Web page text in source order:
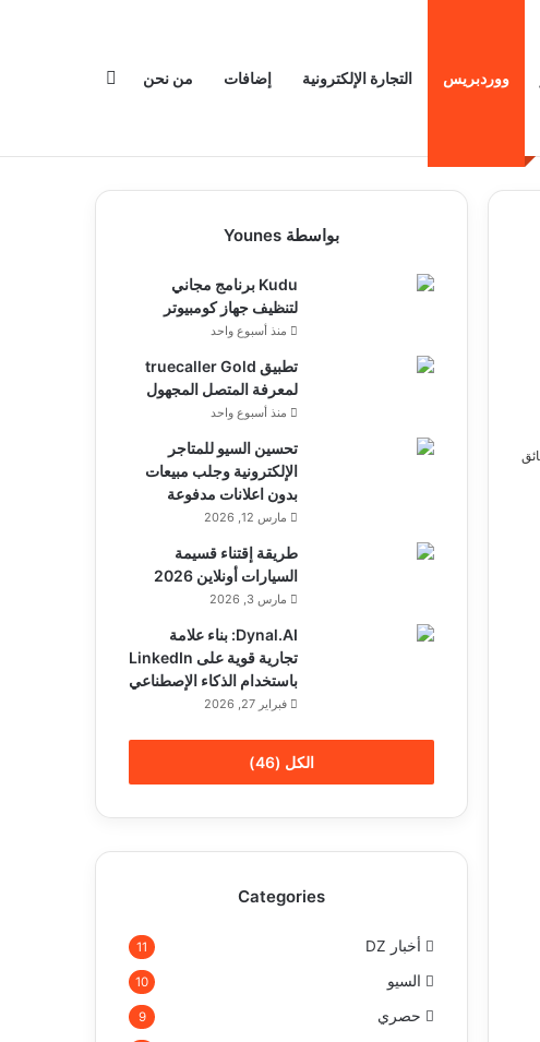
ووردبريس التجارة الإلكترونية إضافات من نحن
بواسطة Younes
Kudu برنامج مجاني
لتنظيف جهاز كومبيوتر
منذ أسبوع واحد
تطبيق truecaller Gold
لمعرفة المتصل المجهول
منذ أسبوع واحد
تحسين السيو للمتاجر
الإلكترونية وجلب مبيعات
بدون اعلانات مدفوعة
مارس 12, 2026
طريقة إقتناء قسيمة
السيارات أونلاين 2026
مارس 3, 2026
Dynal.AI: بناء علامة
تجارية قوية على LinkedIn
باستخدام الذكاء الإصطناعي
فبراير 27, 2026
الكل (46)
Categories
أخبار DZ 11
السيو 10
حصري 9